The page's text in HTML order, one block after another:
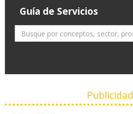
Guía de Servicios
Publicidad